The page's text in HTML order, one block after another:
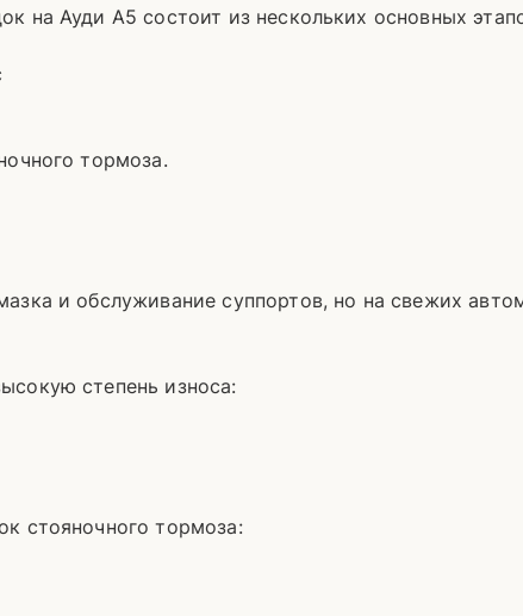
на Ауди А5 состоит из нескольких основных
тормоза.
и обслуживание суппортов, но на свежих
степень износа:
стояночного тормоза: